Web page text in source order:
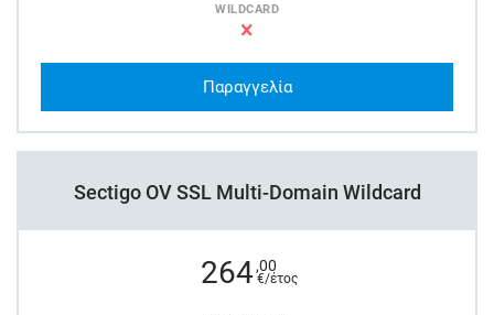
WILDCARD
Παραγγελία
Sectigo OV SSL Multi-Domain Wildcard
264,00
€/έτος